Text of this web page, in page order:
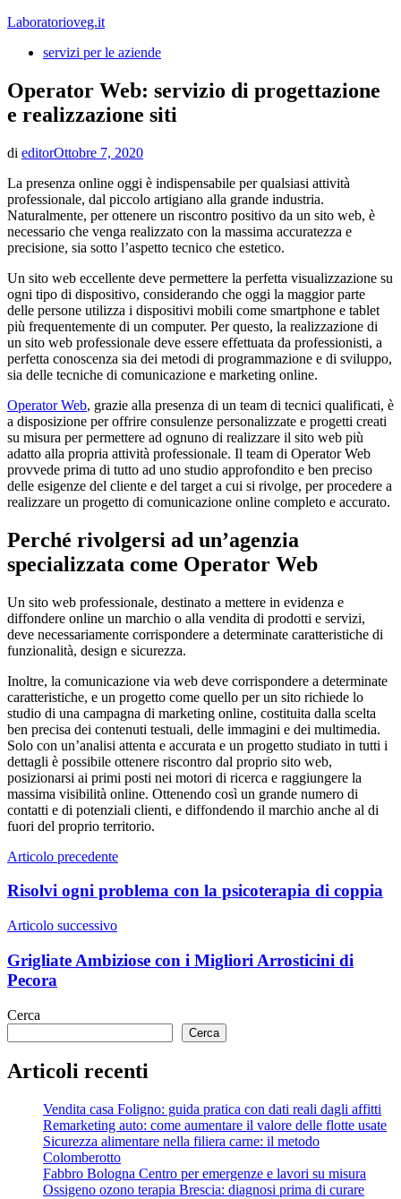
Vai
contenuto
Laboratorioveg.it
servizi per le aziende
Operator Web: servizio di progettazione
e realizzazione siti
di editorOttobre 7, 2020
La presenza online oggi è indispensabile per qualsiasi attività
professionale, dal piccolo artigiano alla grande industria.
Naturalmente, per ottenere un riscontro positivo da un sito web, è
necessario che venga realizzato con la massima accuratezza e
precisione, sia sotto l’aspetto tecnico che estetico.
Un sito web eccellente deve permettere la perfetta visualizzazione su
ogni tipo di dispositivo, considerando che oggi la maggior parte
delle persone utilizza i dispositivi mobili come smartphone e tablet
più frequentemente di un computer. Per questo, la realizzazione di
un sito web professionale deve essere effettuata da professionisti, a
perfetta conoscenza sia dei metodi di programmazione e di sviluppo,
sia delle tecniche di comunicazione e marketing online.
Operator Web, grazie alla presenza di un team di tecnici qualificati, è
a disposizione per offrire consulenze personalizzate e progetti creati
su misura per permettere ad ognuno di realizzare il sito web più
adatto alla propria attività professionale. Il team di Operator Web
provvede prima di tutto ad uno studio approfondito e ben preciso
delle esigenze del cliente e del target a cui si rivolge, per procedere a
realizzare un progetto di comunicazione online completo e accurato.
Perché rivolgersi ad un’agenzia
specializzata come Operator Web
Un sito web professionale, destinato a mettere in evidenza e
diffondere online un marchio o alla vendita di prodotti e servizi,
deve necessariamente corrispondere a determinate caratteristiche di
funzionalità, design e sicurezza.
Inoltre, la comunicazione via web deve corrispondere a determinate
caratteristiche, e un progetto come quello per un sito richiede lo
studio di una campagna di marketing online, costituita dalla scelta
ben precisa dei contenuti testuali, delle immagini e dei multimedia.
Solo con un’analisi attenta e accurata e un progetto studiato in tutti i
dettagli è possibile ottenere riscontro dal proprio sito web,
posizionarsi ai primi posti nei motori di ricerca e raggiungere la
massima visibilità online. Ottenendo così un grande numero di
contatti e di potenziali clienti, e diffondendo il marchio anche al di
fuori del proprio territorio.
Navigazione
articoli
Articolo precedente
Risolvi ogni problema con la psicoterapia di coppia
Articolo successivo
Grigliate Ambiziose con i Migliori Arrosticini di
Pecora
Cerca
Cerca
Articoli recenti
Vendita casa Foligno: guida pratica con dati reali dagli affitti
Remarketing auto: come aumentare il valore delle flotte usate
Sicurezza alimentare nella filiera carne: il metodo
Colomberotto
Fabbro Bologna Centro per emergenze e lavori su misura
Ossigeno ozono terapia Brescia: diagnosi prima di curare